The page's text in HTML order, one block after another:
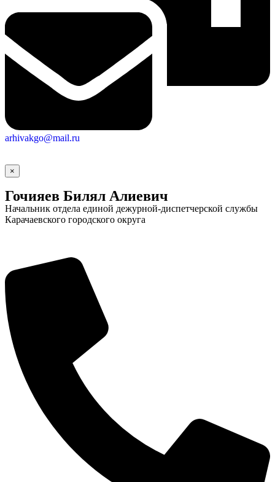
arhivakgo@mail.ru
×
Гочияев Билял Алиевич
Начальник отдела единой дежурной-диспетчерской службы
Карачаевского городского округа